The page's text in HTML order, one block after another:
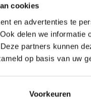
cookies
en advertenties te
delen we
partners kunnen
op basis van uw
Voorkeuren
wijzigingen nodig
worden
en een hoge